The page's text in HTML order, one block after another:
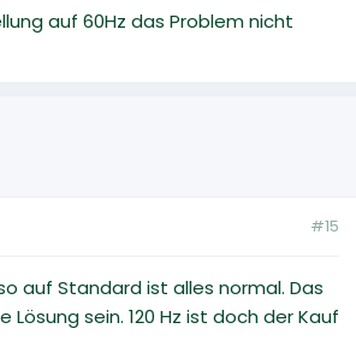
auf 60Hz das Problem nicht
#15
auf Standard ist alles normal. Das
sein. 120 Hz ist doch der Kauf